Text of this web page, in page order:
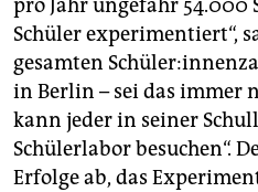
pro Jahr ungefähr 54.000
Schüler experimentiert“,
gesamten
in Berlin – sei das immer
kann jeder in seiner
Schülerlabor besuchen“.
Erfolge ab, das